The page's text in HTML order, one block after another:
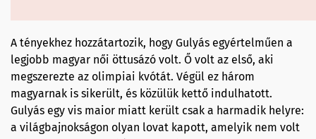
A tényekhez hozzátartozik, hogy Gulyás egyértelműen a
legjobb magyar női öttusázó volt. Ő volt az első, aki
megszerezte az olimpiai kvótát. Végül ez három
magyarnak is sikerült, és közülük kettő indulhatott.
Gulyás egy vis maior miatt került csak a harmadik helyre:
a világbajnokságon olyan lovat kapott, amelyik nem volt